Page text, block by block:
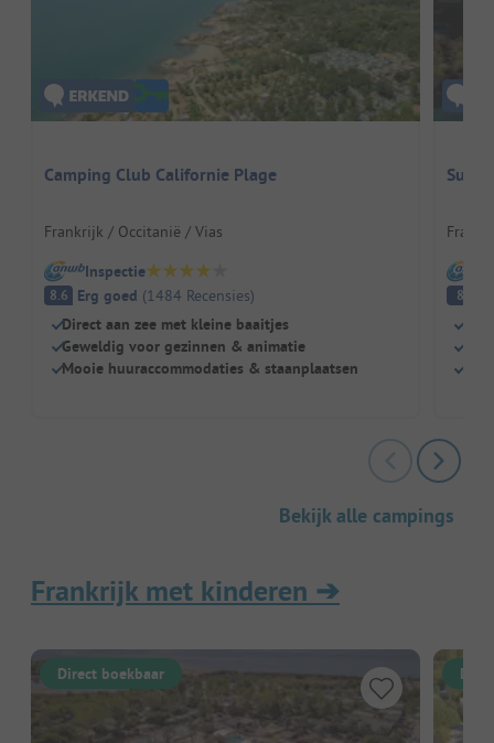
Camping Club Californie Plage
Frankrijk / Occitanië / Vias
Inspectie
8.6 Erg goed (1484 Recensies)
Direct aan zee met kleine baaitjes
Geweldig voor gezinnen & animatie
Mooie huuraccommodaties & staanplaatsen
8
Bekijk alle campings
Frankrijk met kinderen ➔
Direct boekbaar